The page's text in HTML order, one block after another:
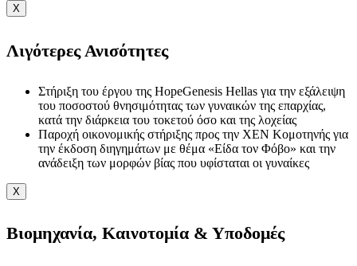
X
Λιγότερες Ανισότητες
Στήριξη του έργου της HopeGenesis Hellas για την εξάλειψη
του ποσοστού θνησιμότητας των γυναικών της επαρχίας,
κατά την διάρκεια του τοκετού όσο και της λοχείας
Παροχή οικονομικής στήριξης προς την ΧΕΝ Κομοτηνής για
την έκδοση διηγημάτων με θέμα «Είδα τον Φόβο» και την
ανάδειξη των μορφών βίας που υφίσταται οι γυναίκες
X
Βιομηχανία, Καινοτομία & Υποδομές